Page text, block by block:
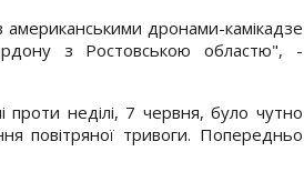
американськими дронами-камікадзе
з Ростовською областю", -
проти неділі, 7 червня, було чутно
повітряної тривоги. Попередньо